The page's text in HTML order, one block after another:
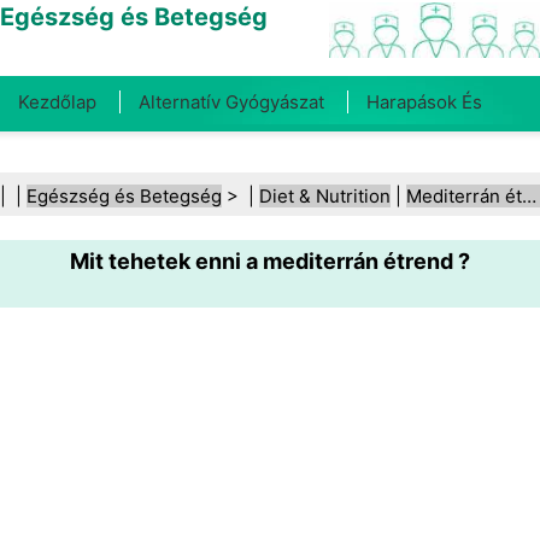
Egészség és Betegség
Kezdőlap Alternatív Gyógyászat Harapások És
Fogegészség Diéta És Táplálkozás Családi
Egészség Egészségügyi Ágazat Mentális Egészség
Közegészségügy És Biztonság Sebészet És
Egészség és Betegség > | Diet & Nutrition Mediterrán étrend
Mit tehetek enni a mediterrán étrend ?